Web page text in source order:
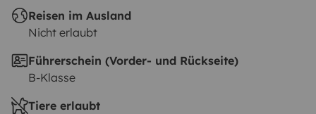
Reisen im Ausland
Nicht erlaubt
Führerschein (Vorder- und Rückseite)
B-Klasse
Tiere erlaubt